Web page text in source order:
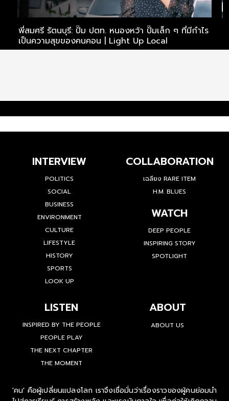
พี่สมศรี รัตนบุรี: ปั๊ม ปตท. หนองหว้า ปั๊มเล็ก ๆ ที่มีกำไร
เป็นความสุขของคนคอน | Light Up Local
INTERVIEW
POLITICS
SOCIAL
BUSINESS
ENVIRONMENT
CULTURE
LIFESTYLE
HISTORY
SPORTS
LOOK UP
COLLABORATION
เฉลียง RARE ITEM
H.M. BLUES
WATCH
DEEP PEOPLE
INSPIRING STORY
SPOTLIGHT
LISTEN
INSPIRED BY THE PEOPLE
PEOPLE PLAY
THE NEXT CHAPTER
THE MOMENT
ABOUT
ABOUT US
'คน' คือผู้เปลี่ยนแปลงโลก เราจึงเชื่อมั่นว่าเรื่องราวของผู้คนย่อมนำ